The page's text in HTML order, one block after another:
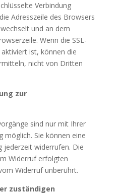
Verbindung
Adresszeile des Browsers
und an dem
Wenn die SSL-
ist, können die
nicht von Dritten
zur
sind nur mit Ihrer
möglich. Sie können eine
jederzeit widerrufen. Die
Widerruf erfolgten
Widerruf unberührt.
zuständigen